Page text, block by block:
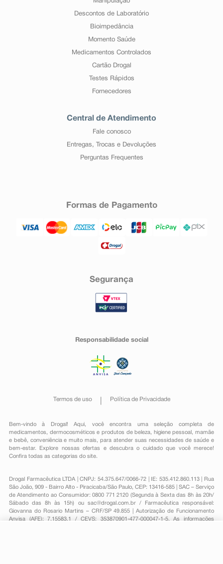
Descontos de Laboratório
Bioimpedância
Momento Saúde
Medicamentos Controlados
Cartão Drogal
Testes Rápidos
Fornecedores
Central de Atendimento
Fale conosco
Entregas, Trocas e Devoluções
Perguntas Frequentes
Formas de Pagamento
Segurança
Responsabilidade social
Termos de uso Política de Privacidade
Bem-vindo à Drogal! Aqui, você encontra uma seleção completa de
medicamentos , dermocosméticos e produtos de beleza, higiene pessoal ,mamãe
e bebê, conveniênciae muito mais, para atender suas necessidades de saúde e
bem-estar. Explore nossas ofertas e descubra o cuidado que você merece!
Confira todas as categorias do site.
Drogal Farmacêutica LTDA | CNPJ: 54.375.647/0066-72 | IE: 535.412.860.113 | Rua
São João, 909 - Bairro Alto - Piracicaba/São Paulo, CEP: 13416-585 | SAC – Serviço
de Atendimento ao Consumidor: 0800 771 2120 (Segunda à Sexta das 8h às 20h/
Sábado das 8h às 15h) ou sac@drogal.com.br/ Farmacêutica responsável:
Giovanna do Rosario Martins – CRF/SP 49.855 | Autorização de Funcionamento
Anvisa (AFE): 7.15583.1 / CEVS: 353870901-477-000047-1-5. As informações